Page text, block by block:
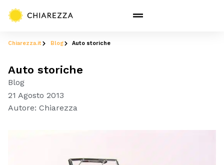
Chiarezza.it Blog Auto storiche
Auto storiche
Blog
21 Agosto 2013
Autore: Chiarezza